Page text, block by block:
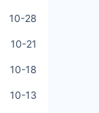
10-28
10-21
10-18
10-13